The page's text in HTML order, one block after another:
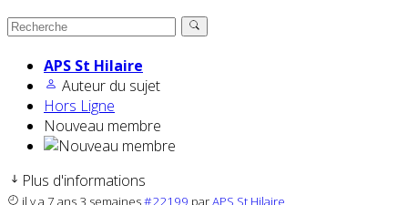
APS St Hilaire
Auteur du sujet
Hors Ligne
Nouveau membre
Plus d'informations
il y a 7 ans 3 semaines#22199 parAPS St Hilaire